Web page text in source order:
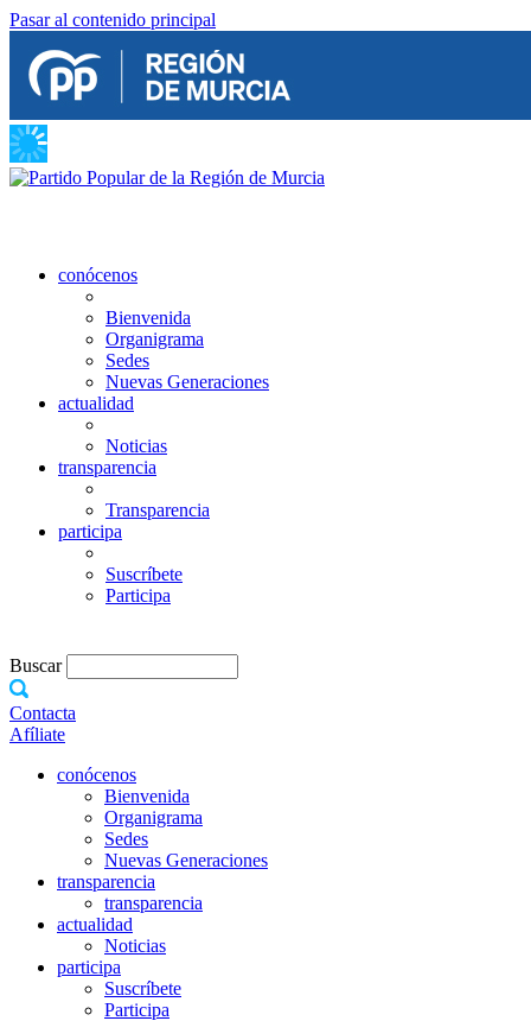
Pasar al contenido principal
conócenos
Bienvenida
Organigrama
Sedes
Nuevas Generaciones
actualidad
Noticias
transparencia
Transparencia
participa
Suscríbete
Participa
Buscar
Contacta
Afíliate
conócenos
Bienvenida
Organigrama
Sedes
Nuevas Generaciones
transparencia
transparencia
actualidad
Noticias
participa
Suscríbete
Participa